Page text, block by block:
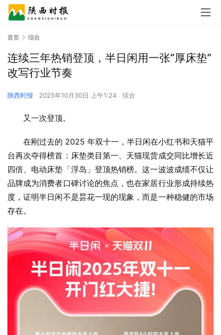
首页 综合
连续三年热销登顶，半日闲用一张“厚床垫”
改写行业节奏
陕西时报 2025年10月30日 上午1:24 综合
又一次登顶。
在刚过去的 2025 年双十一，半日闲在小红书和天猫平
台再次夺得榜首：床垫类目第一、天猫现货成交同比增长近
四倍、电动床垫「浮岛」登顶热销榜。这一波波成绩不仅让
品牌成为消费者口碑讨论的焦点，也在家居行业形成持续热
度，证明半日闲不是昙花一现的现象，而是一种稳健的市场
存在。